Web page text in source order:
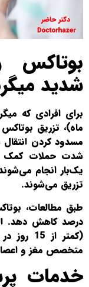
بوتاکس
شدید
ماه)، تزریق
مسدود کردن
شدت حملات کمک
یک‌بار انجام
تزریق می‌شوند.
درصد کاهش دهد.
(کمتر
متخصص مغز و
خدمات